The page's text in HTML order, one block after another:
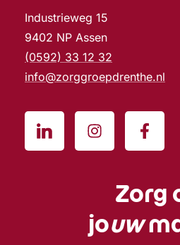
Industrieweg 15
9402 NP Assen
(0592) 33 12 32
info@zorggroepdrenthe.nl
Zorg
jouw